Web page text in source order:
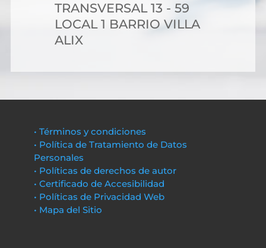
TRANSVERSAL 13 - 59
LOCAL 1 BARRIO VILLA
ALIX
• Términos y condiciones
• Política de Tratamiento de Datos
Personales
• Políticas de derechos de autor
• Certificado de Accesibilidad
• Políticas de Privacidad Web
• Mapa del Sitio